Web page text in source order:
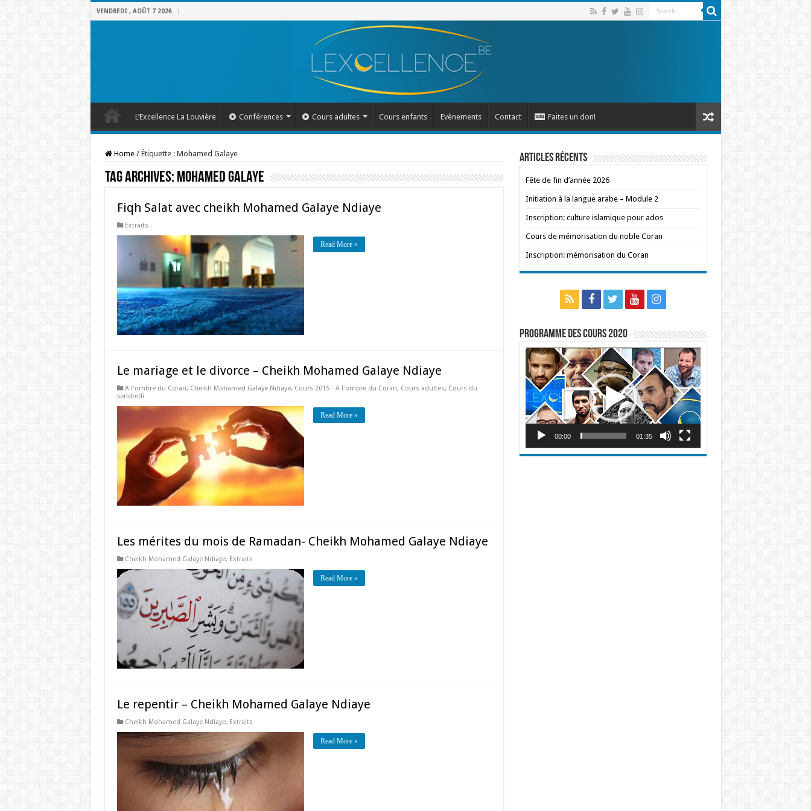
VENDREDI , AOÛT 7 2026
L’Excellence La Louvière Conférences Cours adultes Cours enfants Evènements Contact Faites un don!
Home / Étiquette : Mohamed Galaye
Tag Archives: Mohamed Galaye
Fiqh Salat avec cheikh Mohamed Galaye Ndiaye
Extraits
Read More »
Le mariage et le divorce – Cheikh Mohamed Galaye Ndiaye
A l'ombre du Coran, Cheikh Mohamed Galaye Ndiaye, Cours 2015 - A l'ombre du Coran, Cours adultes, Cours du
vendredi
Read More »
Les mérites du mois de Ramadan- Cheikh Mohamed Galaye Ndiaye
Cheikh Mohamed Galaye Ndiaye, Extraits
Read More »
Le repentir – Cheikh Mohamed Galaye Ndiaye
Cheikh Mohamed Galaye Ndiaye, Extraits
Read More »
Articles récents
Fête de fin d’année 2026
Initiation à la langue arabe – Module 2
Inscription: culture islamique pour ados
Cours de mémorisation du noble Coran
Inscription: mémorisation du Coran
Programme des cours 2020
Lecteur
vidéo
00:00 01:35